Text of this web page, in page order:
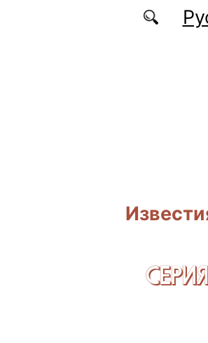
Перейти к основному